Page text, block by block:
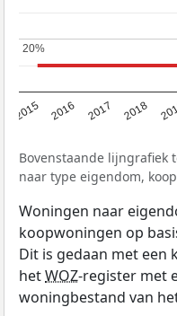
2015 2016 2017 2018
20%
20%
Bovenstaande lijngrafiek
naar type eigendom,
Woningen naar
koopwoningen op
Dit is gedaan met een
hetWOZ-register met
woningbestand van